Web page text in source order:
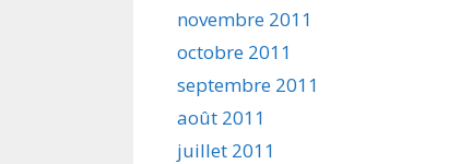
novembre 2011
octobre 2011
septembre 2011
août 2011
juillet 2011